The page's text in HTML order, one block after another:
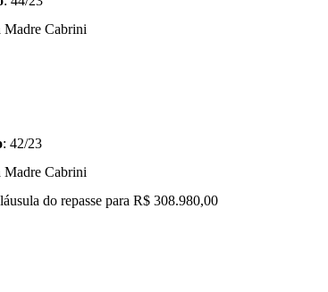
Madre Cabrini
: 42/23
Madre Cabrini
do repasse para R$ 308.980,00